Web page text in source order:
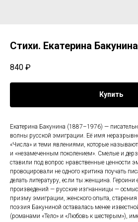
Стихи. Екатерина Бакунина
840 ₽
Купить
Екатерина Бакунина (1887–1976) —
волны русской эмиграции. Её имя
«Числа» и теми явлениями, которые
и «незамеченным поколением». Смелые и
ставили под вопрос нравственные ценности
провоцировали не одного критика поучать
делать литературу, если ты женщина. Героини
произведений — русские изгнанницы —
призму эмиграции, женского опыта, старения
поэзия Бакуниной оставалась менее
(романами «Тело» и «Любовь к шестерым»),